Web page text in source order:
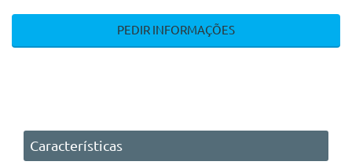
PEDIR INFORMAÇÕES
Características